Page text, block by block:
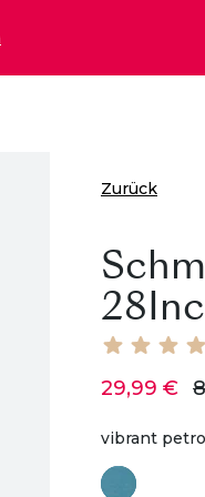
Zurück
29,99 €
vibrant